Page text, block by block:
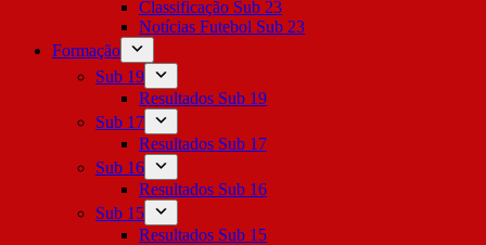
Classificação Sub 23
Notícias Futebol Sub 23
Formação
Sub 19
Resultados Sub 19
Sub 17
Resultados Sub 17
Sub 16
Resultados Sub 16
Sub 15
Resultados Sub 15